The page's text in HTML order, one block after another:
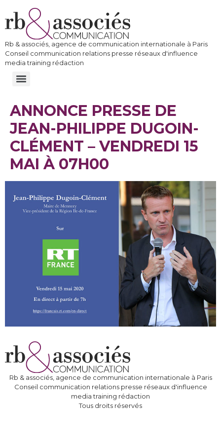
Rb & associés, agence de communication internationale à Paris
Conseil communication relations presse réseaux d'influence
media training rédaction
ANNONCE PRESSE DE
JEAN-PHILIPPE DUGOIN-
CLÉMENT – VENDREDI 15
MAI À 07H00
Rb & associés, agence de communication internationale à Paris
Conseil communication relations presse réseaux d'influence
media training rédaction
Tous droits réservés